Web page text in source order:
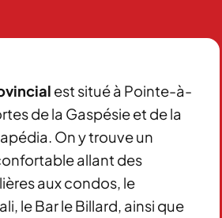
est situé à Pointe-à-
de la Gaspésie et de la
On y trouve un
allant des
aux condos, le
le Bar le Billard, ainsi que